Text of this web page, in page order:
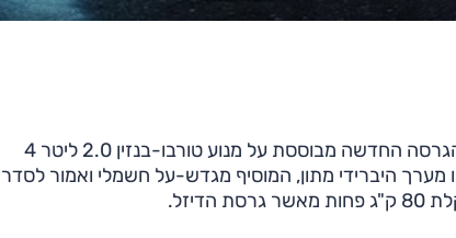
עד כה שווקה גיבלי עם מנועי טורבו 3.0 ליטר V6, בבנזין ובדיזל. הגרסה החדשה מבוססת על מנוע טורבו-בנזין 2.0 ליטר 4
מערך היברידי מתון, המוסיף מגדש-על חשמלי ואמור לסדר